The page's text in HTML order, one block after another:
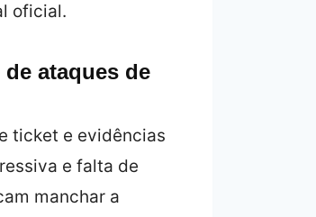
oficial.
ataques de
ticket e evidências
e falta de
manchar a